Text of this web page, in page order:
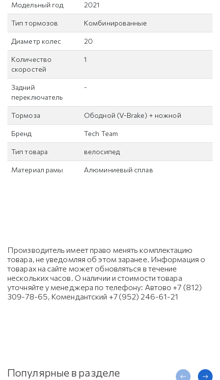
Модельный год 2021
Тип тормозов Комбинированные
Диаметр колес 20
Количество
скоростей
1
Задний
переключатель
-
Тормоза Ободной (V-Brake) + ножной
Бренд Tech Team
Тип товара велосипед
Материал рамы Алюминиевый сплав
Производитель имеет право менять комплектацию
товара, не уведомляя об этом заранее. Информация о
товарах на сайте может обновляться в течение
нескольких часов. О наличии и стоимости товара
уточняйте у менеджера по телефону: Автово +7 (812)
309-78-65, Комендантский +7 (952) 246-61-21
Популярные в разделе